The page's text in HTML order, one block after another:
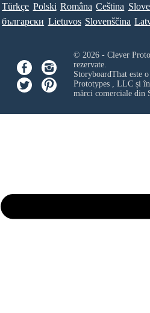
Türkçe Polski Româna Ceština
български Lietuvos Slovenščina
© 2026 - Clever
rezervate.
StoryboardThat este
Prototypes , LLCși
mărci comerciale din